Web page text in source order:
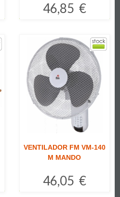
46,85 €
Comprar
VENTILADOR FM VM-140
M MANDO
46,05 €